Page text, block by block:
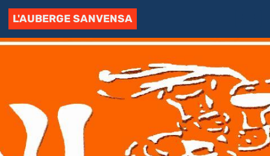
L'AUBERGE SANVENSA